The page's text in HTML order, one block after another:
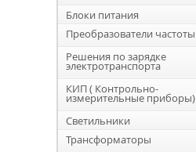
Блоки питания
Преобразователи частоты
Решения по зарядке
электротранспорта
КИП ( Контрольно-
измерительные приборы)
Светильники
Трансформаторы